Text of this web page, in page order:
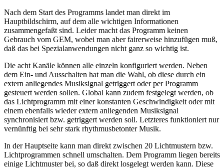
Nach dem Start des Programms landet man direkt im
Hauptbildschirm, auf dem alle wichtigen Informationen
zusammengefaßt sind. Leider macht das Programm keinen
Gebrauch vom GEM, wobei man aber fairerweise hinzufügen muß,
daß das bei Spezialanwendungen nicht ganz so wichtig ist.
Die acht Kanäle können alle einzeln konfiguriert werden. Neben
dem Ein- und Ausschalten hat man die Wahl, ob diese durch ein
extern anliegendes Musiksignal getriggert oder per Programm
gesteuert werden sollen. Global kann zudem festgelegt werden, ob
das Lichtprogramm mit einer konstanten Geschwindigkeit oder mit
einem ebenfalls wieder extern anliegenden Musiksignal
synchronisiert bzw. getriggert werden soll. Letzteres funktioniert nur
vernünftig bei sehr stark rhythmusbetonter Musik.
In der Hauptseite kann man direkt zwischen 20 Lichtmustern bzw.
Lichtprogrammen schnell umschalten. Dem Programm liegen bereits
einige Lichtmuster bei, so daß direkt losgelegt werden kann. Diese